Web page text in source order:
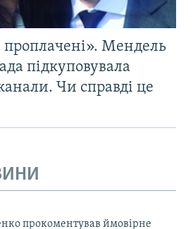
проплачені». Мендель
підкуповувала
Чи справді це
прокоментував ймовірне